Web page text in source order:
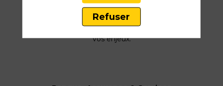
grand compte du CAC40 ou une PME,
un parcours est conçu pour répondre à
vos enjeux.
Refuser